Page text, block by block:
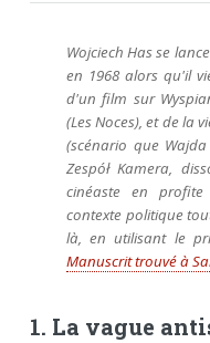
Wojciech Has se
en 1968 alors qu'il
d'un film sur
(Les Noces), et de la
(scénario que
Zespół Kamera,
cinéaste en
contexte politique
là, en utilisant le
Manuscrit trouvé à
1. La vague